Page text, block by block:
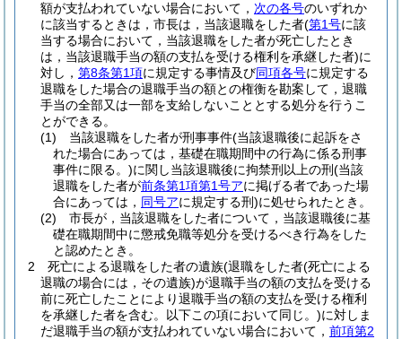
額が支払われていない場合において， 次の各号のいずれか
に該当するときは，市長は，当該退職をした者(第1号に該
当する場合において，当該退職をした者が死亡したとき
は，当該退職手当の額の支払を受ける権利を承継した者)に
対し， 第8条第1項に規定する事情及び同項各号に規定する
退職をした場合の退職手当の額との権衡を勘案して，退職
手当の全部又は一部を支給しないこととする処分を行うこ
とができる。
(1)
当該退職をした者が刑事事件(当該退職後に起訴をさ
れた場合にあっては，基礎在職期間中の行為に係る刑事
事件に限る。)に関し当該退職後に拘禁刑以上の刑(当該
退職をした者が前条第1項第1号アに掲げる者であった場
合にあっては， 同号アに規定する刑)に処せられたとき。
(2)
市長が，当該退職をした者について，当該退職後に基
礎在職期間中に懲戒免職等処分を受けるべき行為をした
と認めたとき。
2
死亡による退職をした者の遺族(退職をした者(死亡による
退職の場合には，その遺族)が退職手当の額の支払を受ける
前に死亡したことにより退職手当の額の支払を受ける権利
を承継した者を含む。以下この項において同じ。)に対しま
だ退職手当の額が支払われていない場合において， 前項第2